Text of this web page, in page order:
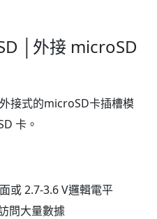
│外接 microSD
接式的microSD卡插槽模
卡。
或 2.7-3.6 V邏輯電平
問大量數據